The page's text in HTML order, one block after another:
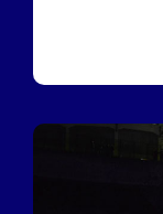
Image